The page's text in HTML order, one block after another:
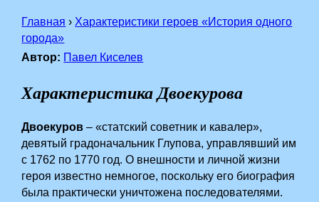
Главная › Характеристики героев «История одного
города»
Автор: Павел Киселев
Характеристика Двоекурова
Двоекуров – «статский советник и кавалер»,
девятый градоначальник Глупова, управлявший им
с 1762 по 1770 год. О внешности и личной жизни
героя известно немногое, поскольку его биография
была практически уничтожена последователями.